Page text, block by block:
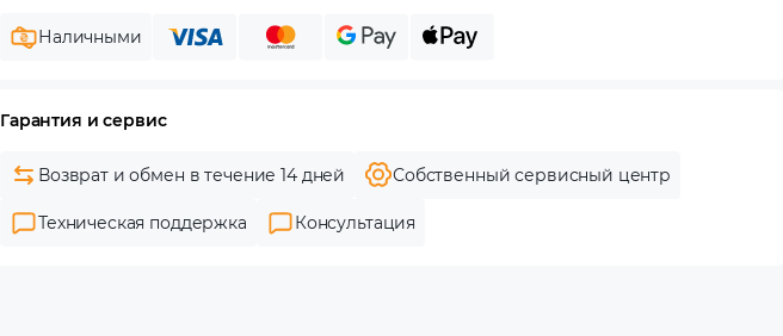
Наличными
Гарантия и сервис
Возврат и обмен в течение 14 дней Собственный сервисный центр
Техническая поддержка Консультация